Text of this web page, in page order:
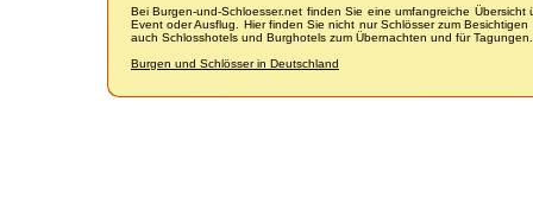
Bei Burgen-und-Schloesser.net finden Sie eine umfangreiche
Event oder Ausflug. Hier finden Sie nicht nur Schlösser zum
auch Schlosshotels und Burghotels zum Übernachten und für Tagungen.
Burgen und Schlösser in Deutschland